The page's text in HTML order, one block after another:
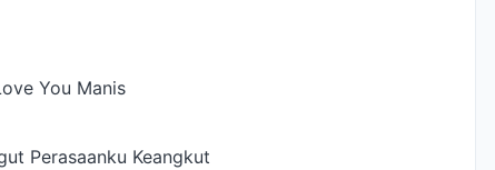
You Manis
Perasaanku Keangkut